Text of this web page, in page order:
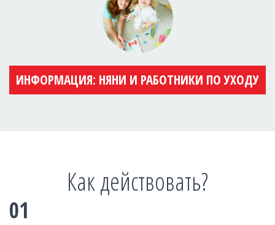
ИНФОРМАЦИЯ: НЯНИ И РАБОТНИКИ ПО УХОДУ
Как действовать?
01